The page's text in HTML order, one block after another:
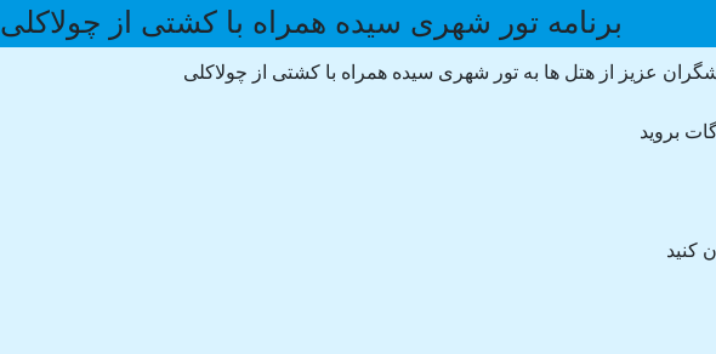
برنامه تور شهری سیده همراه با کشتی از چولاکلی
عزیز از هتل ها به تور شهری سیده همراه با کشتی از چولاکلی
بروید
کنید